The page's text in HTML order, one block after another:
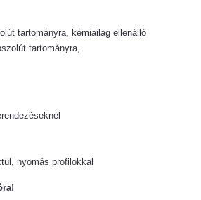
tartományra, kémiailag ellenálló
tartományra,
nyomás profilokkal